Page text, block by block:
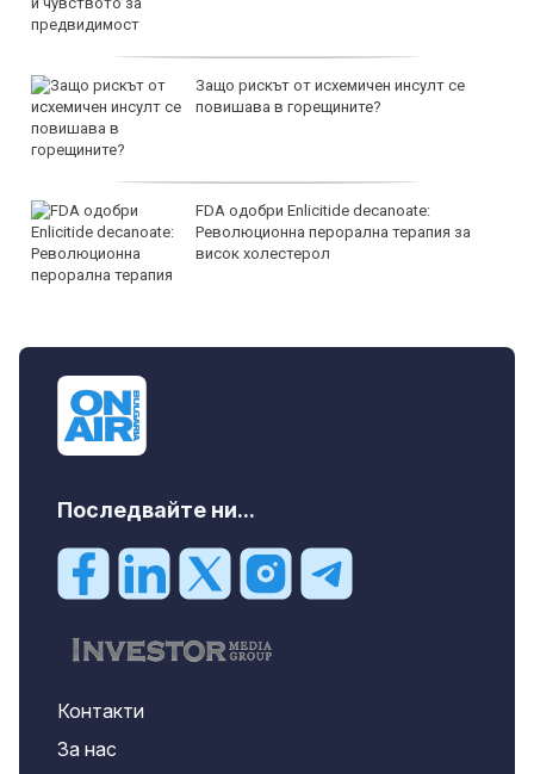
Защо рискът от исхемичен инсулт се
повишава в горещините?
FDA одобри Еnlicitide decanoate:
Революционна перорална терапия за
висок холестерол
Последвайте ни...
Контакти
За нас